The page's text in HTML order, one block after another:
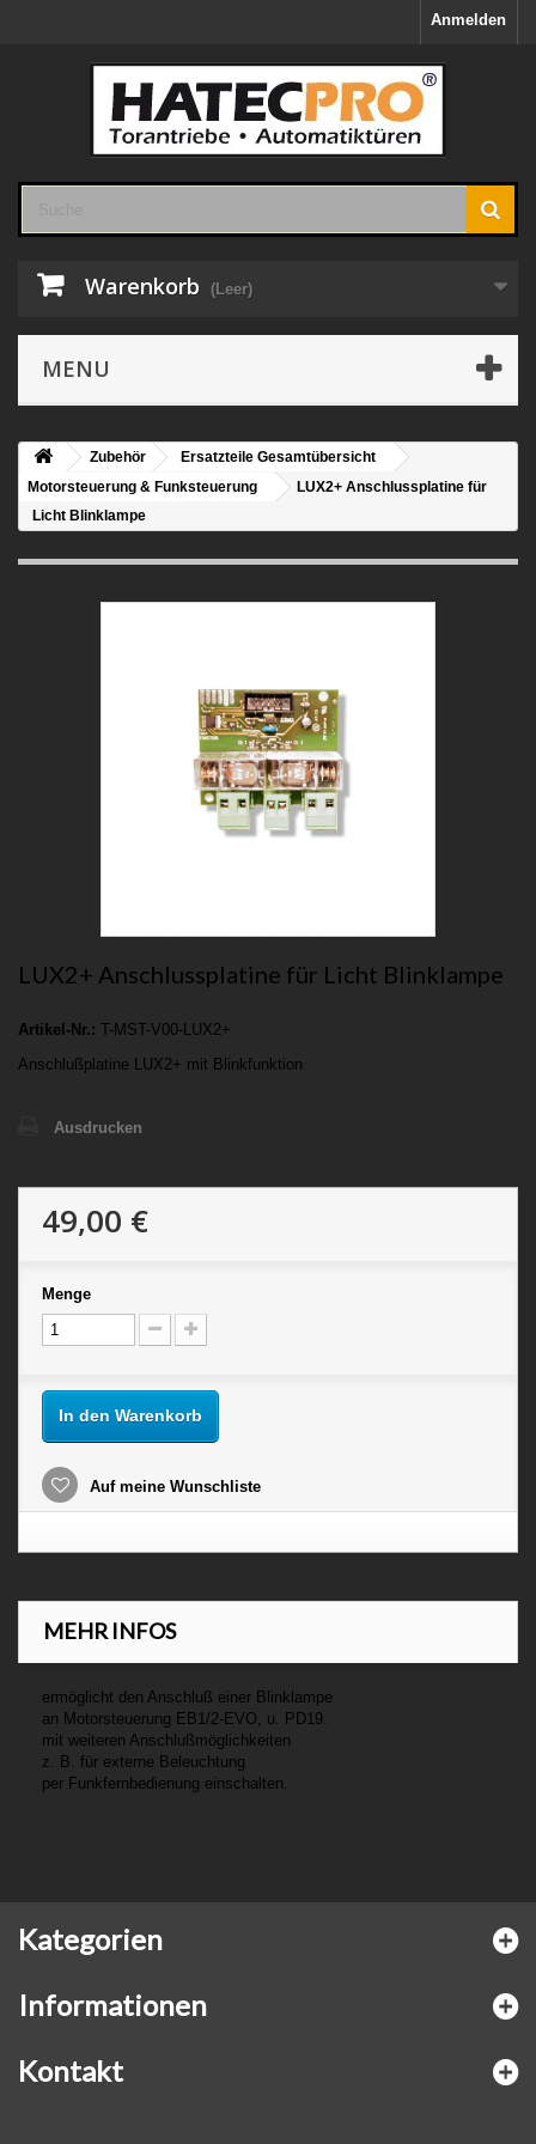
Anmelden
Warenkorb (Leer)
MENU
Zubehör
Ersatzteile Gesamtübersicht
Motorsteuerung & Funksteuerung
LUX2+ Anschlussplatine für
Licht Blinklampe
LUX2+ Anschlussplatine für Licht Blinklampe
Artikel-Nr.: T-MST-V00-LUX2+
Anschlußplatine LUX2+ mit Blinkfunktion
Ausdrucken
49,00 €
Menge
In den Warenkorb
Auf meine Wunschliste
MEHR INFOS
ermöglicht den Anschluß einer Blinklampe
an Motorsteuerung EB1/2-EVO, u. PD19.
mit weiteren Anschlußmöglichkeiten
z. B. für externe Beleuchtung
per Funkfernbedienung einschalten.
Kategorien
Informationen
Kontakt